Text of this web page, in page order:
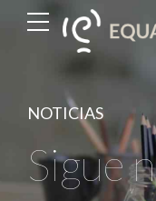
NOTICIAS
Sigue